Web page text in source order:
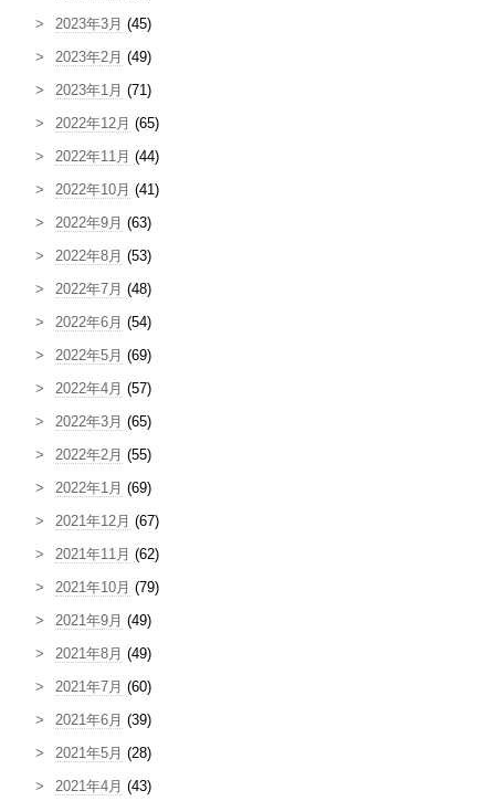
2023年3月 (45)
2023年2月 (49)
2023年1月 (71)
2022年12月 (65)
2022年11月 (44)
2022年10月 (41)
2022年9月 (63)
2022年8月 (53)
2022年7月 (48)
2022年6月 (54)
2022年5月 (69)
2022年4月 (57)
2022年3月 (65)
2022年2月 (55)
2022年1月 (69)
2021年12月 (67)
2021年11月 (62)
2021年10月 (79)
2021年9月 (49)
2021年8月 (49)
2021年7月 (60)
2021年6月 (39)
2021年5月 (28)
2021年4月 (43)